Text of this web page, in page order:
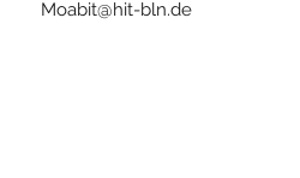
Moabit@hit-bln.de